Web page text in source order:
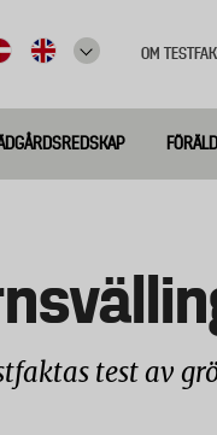
meny
OM
test av